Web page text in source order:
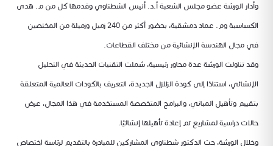
وأدار الورشة عضو مجلس الشعبة أ.د. أنيس الشطناوي وقدمها كل من م. هدى
الكساسبة وم. عماد دمشقية، بحضور أكثر من 240 زميل وزميلة من المختصين
في مجال الهندسة الإنشائية من مختلف القطاعات.
وقد تناولت الورشة عدة محاور رئيسية، شملت التقنيات الحديثة في التحليل
الإنشائي، استنادًا إلى كودة الزلازل الجديدة، التعريف بالكودات العالمية المتعلقة
بتقييم وتأهيل المباني، والبرامج المتخصصة المستخدمة في هذا المجال، عرض
حالات دراسية لمشاريع تم إعادة تأهيلها إنشائيًا.
وخلال الورشة، حث الدكتور شطناوي المشاركين للمبادرة بالتقديم لرئاسة اختصاص